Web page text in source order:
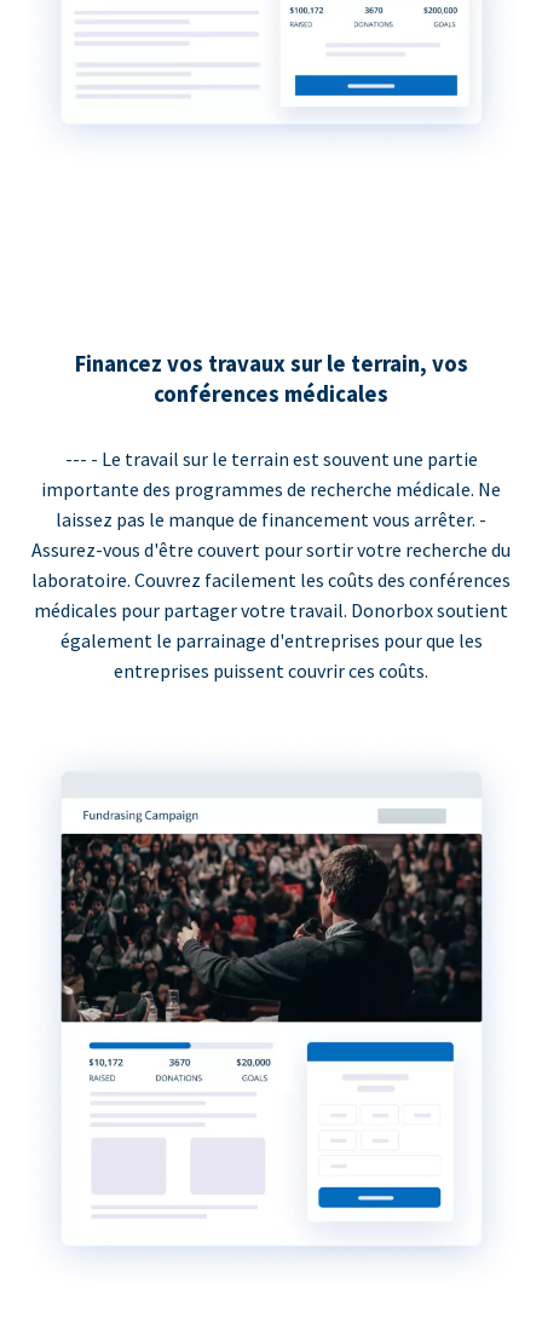
Financez vos travaux sur le terrain, vos
conférences médicales
--- - Le travail sur le terrain est souvent une partie
importante des programmes de recherche médicale. Ne
laissez pas le manque de financement vous arrêter. -
Assurez-vous d'être couvert pour sortir votre recherche du
laboratoire. Couvrez facilement les coûts des conférences
médicales pour partager votre travail. Donorbox soutient
également le parrainage d'entreprises pour que les
entreprises puissent couvrir ces coûts.